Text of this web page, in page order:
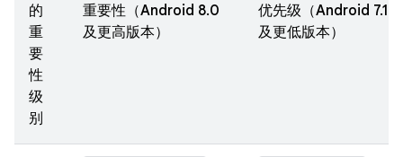
的
重
要
性
级
别
重要性（Android 8.0
及更高版本）
优先级（Android 7.1
及更低版本）